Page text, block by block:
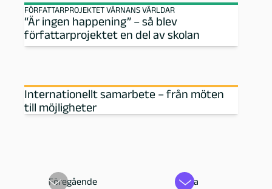
FÖRFATTARPROJEKTET VÄRNANS VÄRLDAR
“Är ingen happening” – så blev
författarprojektet en del av skolan
Internationellt samarbete – från möten
till möjligheter
Föregående Nästa